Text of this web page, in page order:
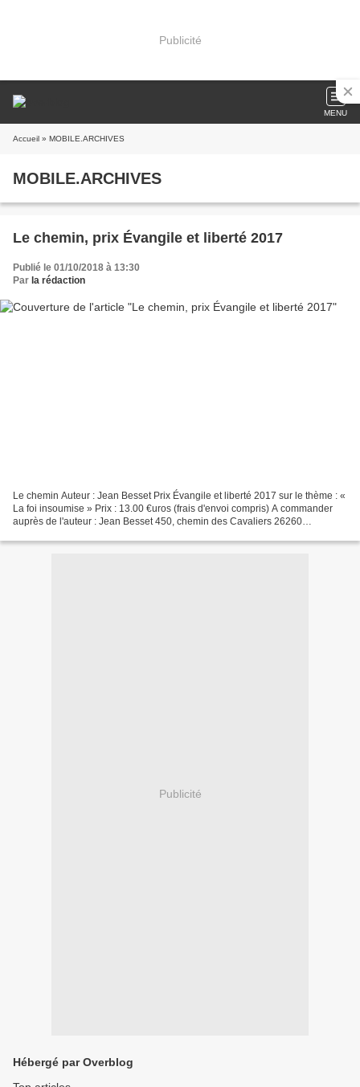
Publicité
MENU
Accueil » MOBILE.ARCHIVES
MOBILE.ARCHIVES
Le chemin, prix Évangile et liberté 2017
Publié le 01/10/2018 à 13:30
Par la rédaction
Le chemin Auteur : Jean Besset Prix Évangile et liberté 2017 sur le thème : «
La foi insoumise » Prix : 13.00 €uros (frais d'envoi compris) A commander
auprès de l'auteur : Jean Besset 450, chemin des Cavaliers 26260
Publicité
Hébergé par Overblog